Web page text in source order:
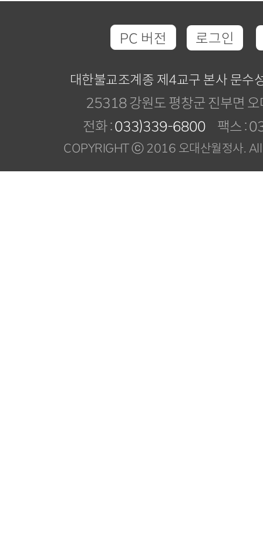
PC 버전 로그인
대한불교조계종 제4교구 본사 문수
25318 강원도 평창군 진부면
전화 :033)339-6800 팩스 :
COPYRIGHT ⓒ 2016 오대산월정사.